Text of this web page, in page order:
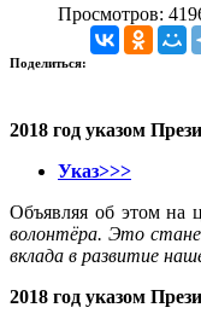
Просмотров:
Поделиться:
2018 год указом
Указ>>>
Объявляя об этом на
волонтёра. Это
вклада в развитие
2018 год указом